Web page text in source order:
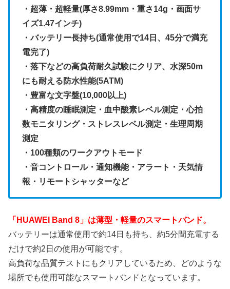
・超薄・超軽量(厚さ8.99mm・重さ14g・画面サ
イズ1.47インチ)
・バッテリー長持ち(通常使用で14日、45分で満充
電完了)
・落下などの高負荷耐久試験にクリア、水深50m
にも耐える防水性能(5ATM)
・豊富な文字盤(10,000以上)
・高精度の睡眠測定・血中酸素レベル測定・心拍
数モニタリング・ストレスレベル測定・生理周期
測定
・100種類のワークアウトモード
・音コントロール・通知機能・アラート・天気情
報・リモートシャッターなど
「HUAWEI Band 8」は薄型・軽量のスマートバンド。
バッテリーは通常使用で約14日も持ち、約5分間充電する
だけで約2日の使用が可能です。
高負荷な品質テストにもクリアしているため、どのような
場所でも使用可能なスマートバンドとなっています。